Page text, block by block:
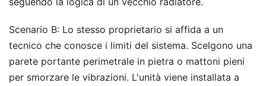
Scenario B: Lo stesso proprietario si affida a un
tecnico che conosce i limiti del sistema. Scelgono una
parete portante perimetrale in pietra o mattoni pieni
per smorzare le vibrazioni. L'unità viene installata a